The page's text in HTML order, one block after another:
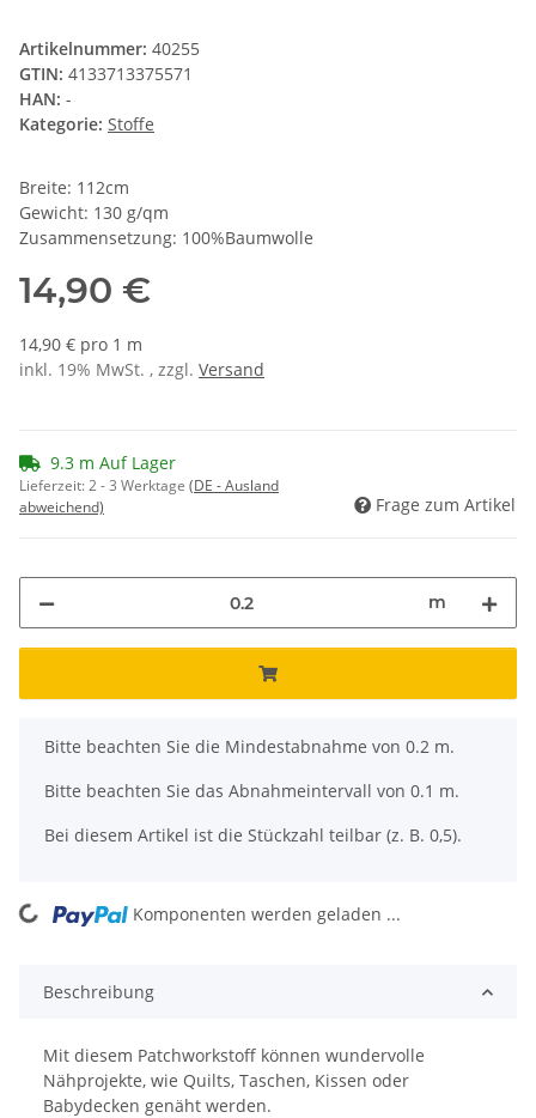
Artikelnummer: 40255
GTIN: 4133713375571
HAN: -
Kategorie: Stoffe
Breite: 112cm
Gewicht: 130 g/qm
Zusammensetzung: 100%Baumwolle
14,90 €
14,90 € pro 1 m
inkl. 19% MwSt. , zzgl. Versand
9.3 m Auf Lager
Lieferzeit:2 - 3 Werktage (DE - Ausland
abweichend)
Frage zum Artikel
m
x
Bitte beachten Sie die Mindestabnahme von 0.2 m.
Bitte beachten Sie das Abnahmeintervall von 0.1 m.
Bei diesem Artikel ist die Stückzahl teilbar (z. B. 0,5).
Komponenten werden geladen ...
Beschreibung
Mit diesem Patchworkstoff können wundervolle
Nähprojekte, wie Quilts, Taschen, Kissen oder
Babydecken genäht werden.